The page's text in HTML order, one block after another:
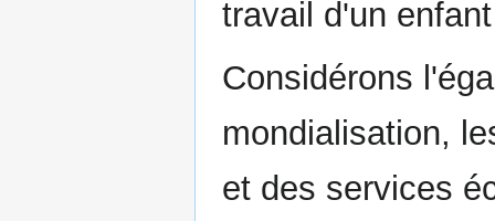
travail d'un
Considérons
mondialisation,
et des services